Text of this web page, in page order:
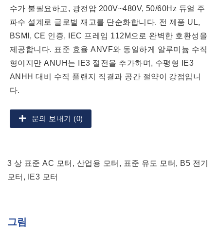
수가 불필요하고, 광전압 200V~480V, 50/60Hz 듀얼 주
파수 설계로 글로벌 재고를 단순화합니다. 전 제품 UL,
BSMI, CE 인증, IEC 프레임 112M으로 완벽한 호환성을
제공합니다. 표준 효율 ANVF와 동일하게 알루미늄 수직
형이지만 ANUH는 IE3 절전을 추가하며, 수평형 IE3
ANHH 대비 수직 플랜지 직결과 공간 절약이 강점입니
다.
문의 보내기 (0)
3 상 표준 AC 모터, 산업용 모터, 표준 유도 모터, B5 전기
모터, IE3 모터
그림